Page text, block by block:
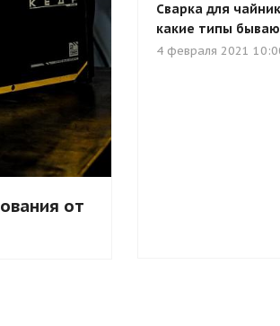
от
Сварка для
какие типы
4 февраля 2021